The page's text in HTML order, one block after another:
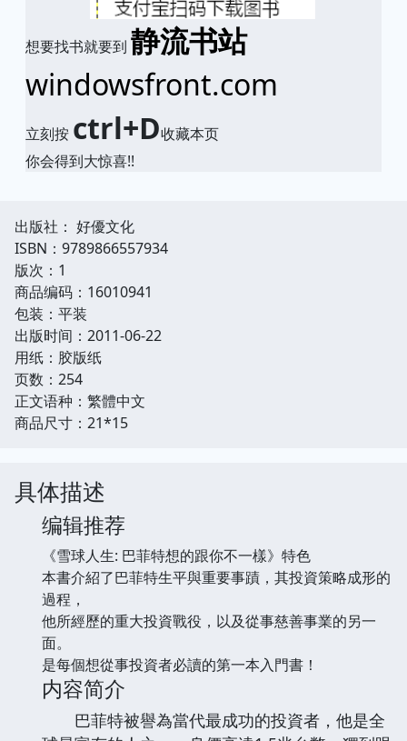
想要找书就要到 静流书站
windowsfront.com
立刻按 ctrl+D收藏本页
你会得到大惊喜!!
出版社： 好優文化
ISBN：9789866557934
版次：1
商品编码：16010941
包装：平装
出版时间：2011-06-22
用纸：胶版纸
页数：254
正文语种：繁體中文
商品尺寸：21*15
具体描述
编辑推荐
《雪球人生: 巴菲特想的跟你不一樣》特色
本書介紹了巴菲特生平與重要事蹟，其投資策略成形的
過程，
他所經歷的重大投資戰役，以及從事慈善事業的另一
面。
是每個想從事投資者必讀的第一本入門書！
内容简介
巴菲特被譽為當代最成功的投資者，他是全